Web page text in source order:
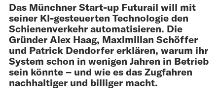
Das Münchner Start-up Futurail will mit
seiner KI-gesteuerten Technologie den
Schienenverkehr automatisieren. Die
Gründer Alex Haag, Maximilian Schöffer
und Patrick Dendorfer erklären, warum ihr
System schon in wenigen Jahren in Betrieb
sein könnte – und wie es das Zugfahren
nachhaltiger und billiger macht.